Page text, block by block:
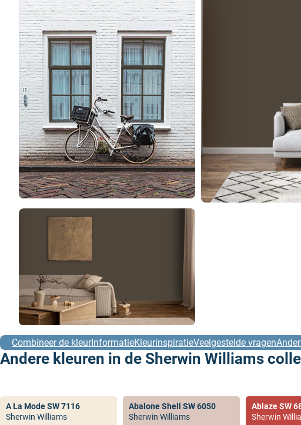
Combineer de kleurInformatieKleurinspiratieVeelgestelde vragen
Andere kleuren in de Sherwin Williams
A La Mode SW 7116
Sherwin Williams
Abalone Shell SW 6050
Sherwin Williams
Ablaze SW
Sherwin